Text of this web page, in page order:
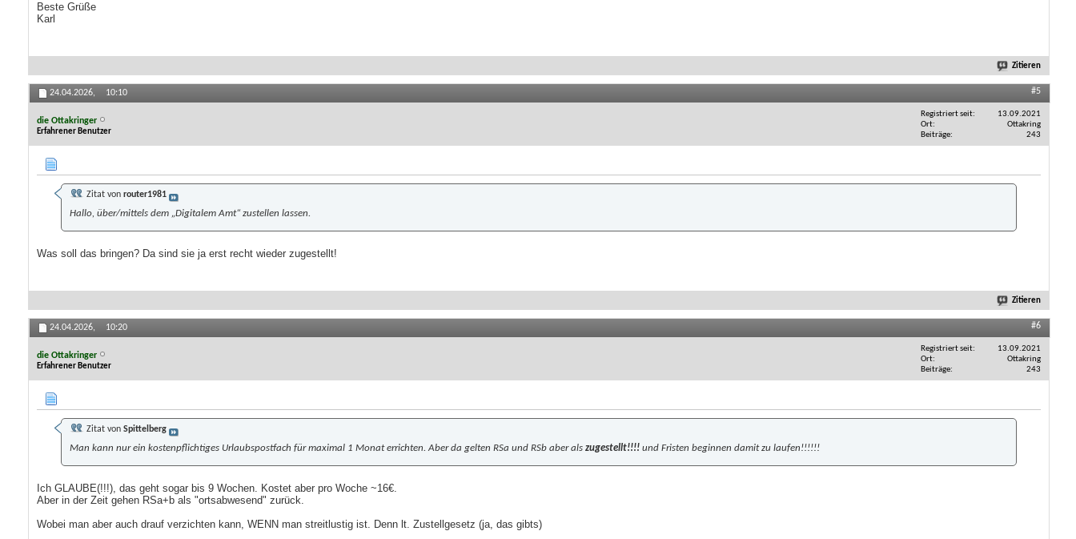
Beste Grüße
Karl
Zitieren
24.04.2026, 10:10 #5
die Ottakringer
Erfahrener Benutzer
Registriert seit
13.09.2021
Ort
Ottakring
Beiträge
243
Zitat von router1981
Hallo, über/mittels dem „Digitalem Amt“ zustellen lassen.
Was soll das bringen? Da sind sie ja erst recht wieder zugestellt!
Zitieren
24.04.2026, 10:20 #6
die Ottakringer
Erfahrener Benutzer
Registriert seit
13.09.2021
Ort
Ottakring
Beiträge
243
Zitat von Spittelberg
Man kann nur ein kostenpflichtiges Urlaubspostfach für maximal 1 Monat errichten. Aber da gelten RSa und RSb aber als zugestellt!!!! und Fristen beginnen damit zu laufen!!!!!!
Ich GLAUBE(!!!), das geht sogar bis 9 Wochen. Kostet aber pro Woche ~16€.
Aber in der Zeit gehen RSa+b als "ortsabwesend" zurück.
Wobei man aber auch drauf verzichten kann, WENN man streitlustig ist. Denn lt. Zustellgesetz (ja, das gibts)